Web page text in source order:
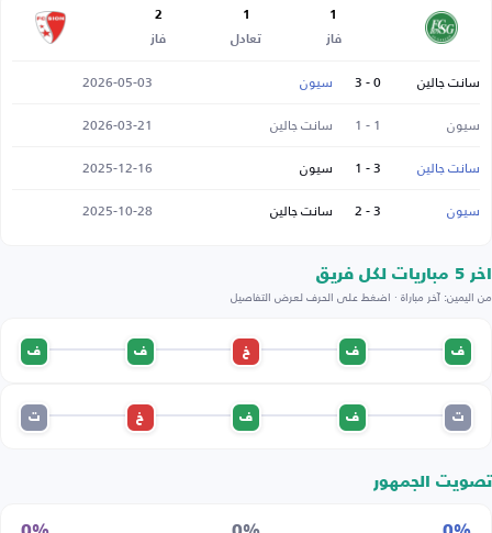
1
فاز
1
تعادل
2
فاز
سانت جالين 0 - 3 سيون
2026-05-03
سيون
1 - 1 سانت جالين
2026-03-21
سانت جالين
3 - 1 سيون
2025-12-16
سيون
3 - 2 سانت جالين 2025-10-28
اخر 5 مباريات لكل فريق
من اليمين: آخر مباراة · اضغط على الحرف لعرض التفاصيل
ف ف خ ف ف
ت ف ف خ ت
تصويت الجمهور